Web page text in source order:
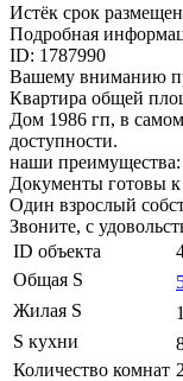
Истёк срок
Подробная
ID: 1787990
Вашему вниманию
Квартира общей
Дом 1986 гп, в
доступности.
наши преимущества:
Документы готовы к
Один взрослый
Звоните, с
ID объекта
Общая S
Жилая S
S кухни
Количество комнат 2